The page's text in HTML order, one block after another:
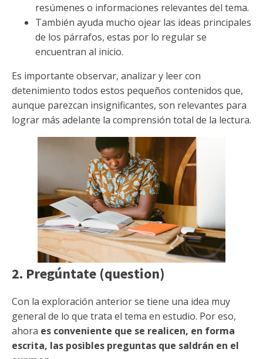
resúmenes o informaciones relevantes del tema.
También ayuda mucho ojear las ideas principales
de los párrafos, estas por lo regular se
encuentran al inicio.
Es importante observar, analizar y leer con
detenimiento todos estos pequeños contenidos que,
aunque parezcan insignificantes, son relevantes para
lograr más adelante la comprensión total de la lectura.
2. Pregúntate (question)
Con la exploración anterior se tiene una idea muy
general de lo que trata el tema en estudio. Por eso,
ahora es conveniente que se realicen, en forma
escrita, las posibles preguntas que saldrán en el